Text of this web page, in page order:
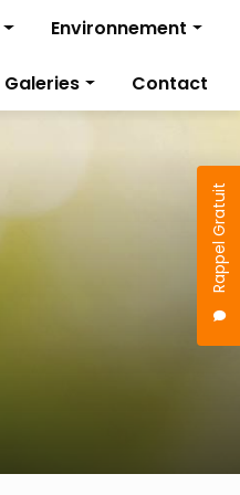
Rappel Gratuit
Environnement
Diagnostics
Gestion des travaux
Galeries Contact